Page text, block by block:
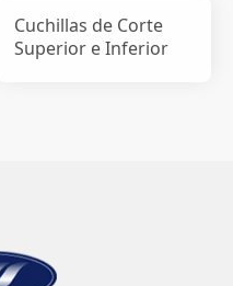
Cuchillas de Corte
Superior e Inferior